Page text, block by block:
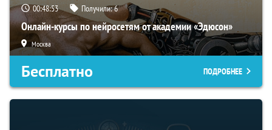
00:48:52 Получили:6
Онлайн-курсы по нейросетям от академии «Эдюсон»
Москва
Бесплатно ПОДРОБНЕЕ